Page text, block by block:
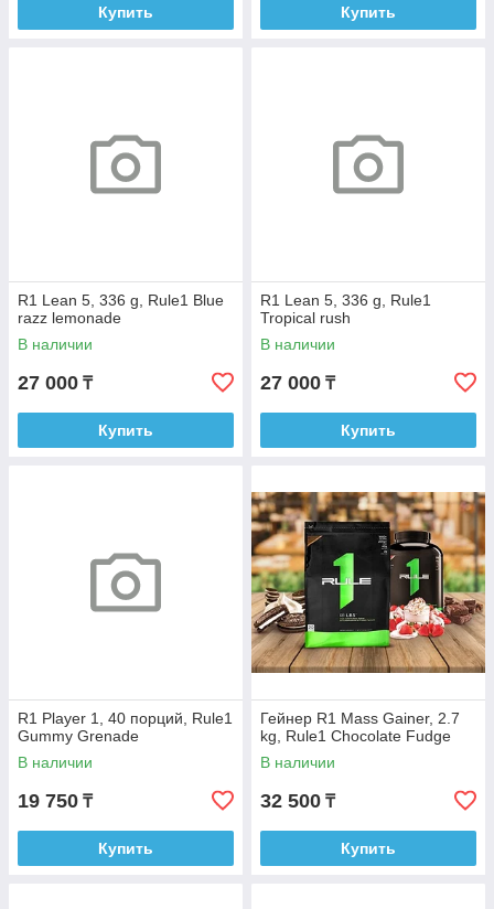
Купить Купить
R1 Lean 5, 336 g, Rule1 Blue
razz lemonade
В наличии
27 000 ₸
Купить
R1 Lean 5, 336 g, Rule1
Tropical rush
В наличии
27 000 ₸
Купить
R1 Player 1, 40 порций, Rule1
Gummy Grenade
В наличии
19 750 ₸
Купить
Гейнер R1 Mass Gainer, 2.7
kg, Rule1 Chocolate Fudge
В наличии
32 500 ₸
Купить